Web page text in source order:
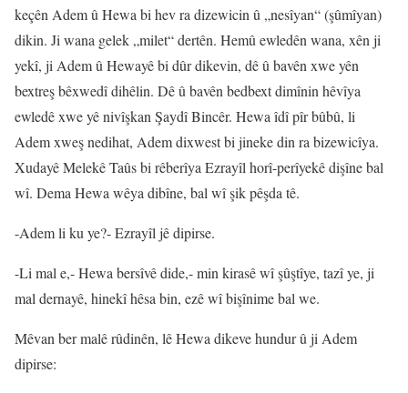
keçên Adem û Hewa bi hev ra dizewicin û „nesîyan“ (şûmîyan)
dikin. Ji wana gelek „milet“ dertên. Hemû ewledên wana, xên ji
yekî, ji Adem û Hewayê bi dûr dikevin, dê û bavên xwe yên
bextreş bêxwedî dihêlin. Dê û bavên bedbext dimînin hêvîya
ewledê xwe yê nivîşkan Şaydî Bincêr. Hewa îdî pîr bûbû, li
Adem xweş nedihat, Adem dixwest bi jineke din ra bizewicîya.
Xudayê Melekê Taûs bi rêberîya Ezrayîl horî-perîyekê dişîne bal
wî. Dema Hewa wêya dibîne, bal wî şik pêşda tê.
-Adem li ku ye?- Ezrayîl jê dipirse.
-Li mal e,- Hewa bersîvê dide,- min kirasê wî şûştîye, tazî ye, ji
mal dernayê, hinekî hêsa bin, ezê wî bişînime bal we.
Mêvan ber malê rûdinên, lê Hewa dikeve hundur û ji Adem
dipirse: